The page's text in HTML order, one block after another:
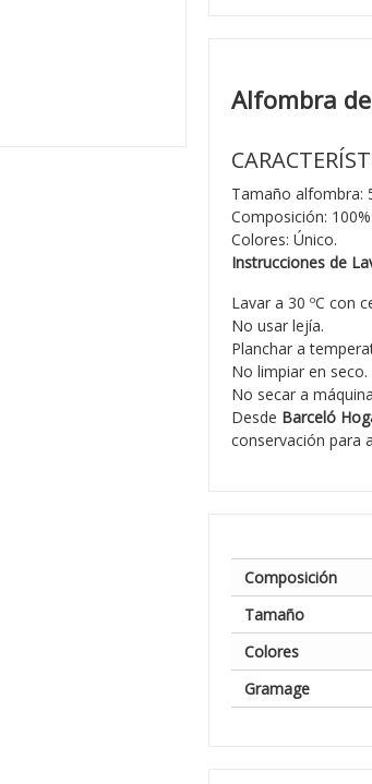
Alfombra
Tamaño alfombra:
Composición:
Colores: Único.
Instrucciones de
Lavar a 30 ºC con
No usar lejía.
Planchar a
No limpiar en seco.
No secar a
Desde Barceló
conservación para
Composición
Tamaño
Colores
Gramage